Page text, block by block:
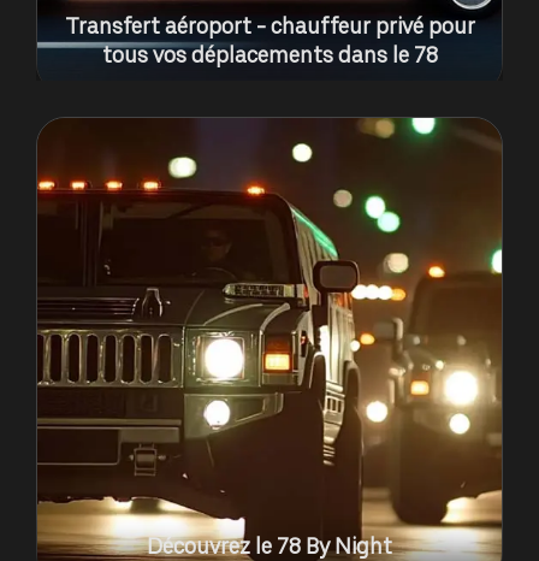
Transfert aéroport - chauffeur privé pour
tous vos déplacements dans le 78
Découvrez le 78 By Night